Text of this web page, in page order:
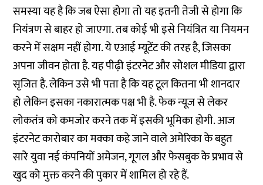
समस्या यह है कि जब ऐसा होगा तो यह इतनी तेजी से होगा कि
नियंत्रण से बाहर हो जाएगा. तब कोई भी इसे नियंत्रित या नियमन
करने में सक्षम नहीं होगा. ये एआई म्यूटेंट की तरह है, जिसका
अपना जीवन होता है. यह पीढ़ी इंटरनेट और सोशल मीडिया द्वारा
सृजित है. लेकिन उसे भी पता है कि यह टूल कितना भी शानदार
हो लेकिन इसका नकारात्मक पक्ष भी है. फेक न्यूज से लेकर
लोकतंत्र को कमजोर करने तक में इसकी भूमिका होगी. आज
इंटरनेट कारोबार का मक्का कहे जाने वाले अमेरिका के बहुत
सारे युवा नई कंपनियों अमेजन, गूगल और फेसबुक के प्रभाव से
खुद को मुक्त करने की पुकार में शामिल हो रहे हैं.